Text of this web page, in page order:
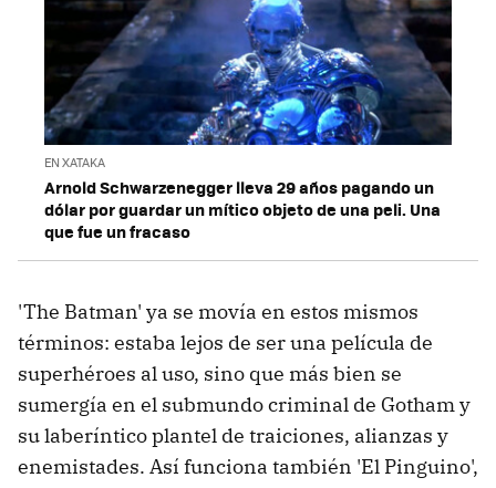
EN XATAKA
Arnold Schwarzenegger lleva 29 años pagando un
dólar por guardar un mítico objeto de una peli. Una
que fue un fracaso
'The Batman' ya se movía en estos mismos
términos: estaba lejos de ser una película de
superhéroes al uso, sino que más bien se
sumergía en el submundo criminal de Gotham y
su laberíntico plantel de traiciones, alianzas y
enemistades. Así funciona también 'El Pinguino',